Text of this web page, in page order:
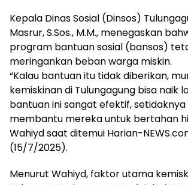
Kepala Dinas Sosial (Dinsos)
Masrur, S.Sos., M.M., menegaskan
program bantuan sosial (bansos)
meringankan beban warga miskin.
“Kalau bantuan itu tidak diberikan,
kemiskinan di Tulungagung bisa naik
bantuan ini sangat efektif, setidaknya
membantu mereka untuk bertahan
Wahiyd saat ditemui Harian-
(15/7/2025).
Menurut Wahiyd, faktor utama